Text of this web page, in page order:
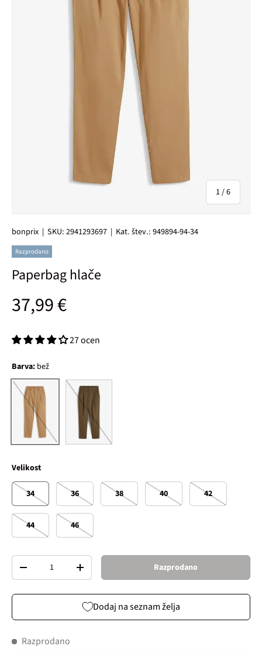
1/od
6
bonprix | SKU: 2941293697 | Kat. štev.: 949894-94-34
Razprodano
Paperbag hlače
Običajna cena
37,99 €
27 ocen
Barva: bež
bež mulj
Velikost
34 36 38 40 42
44 46
Količina
Decrease quantityIncrease quantity Razprodano
Dodaj na seznam želja
Razprodano